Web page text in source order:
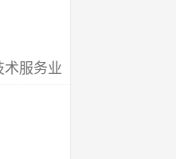
术服务业